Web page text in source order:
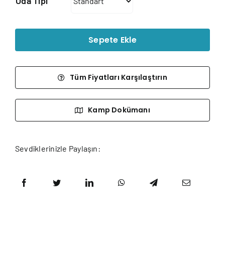
Sepete Ekle
Tüm Fiyatları Karşılaştırın
Kamp Dokümanı
Sevdiklerinizle Paylaşın: